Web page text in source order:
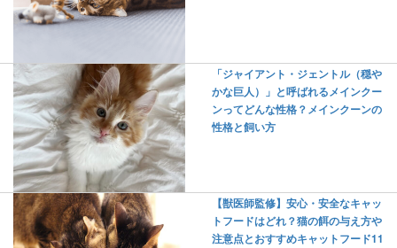
「ジャイアント・ジェントル（穏や
かな巨人）」と呼ばれるメインクー
ンってどんな性格？メインクーンの
性格と飼い方
【獣医師監修】安心・安全なキャッ
トフードはどれ？猫の餌の与え方や
注意点とおすすめキャットフード11